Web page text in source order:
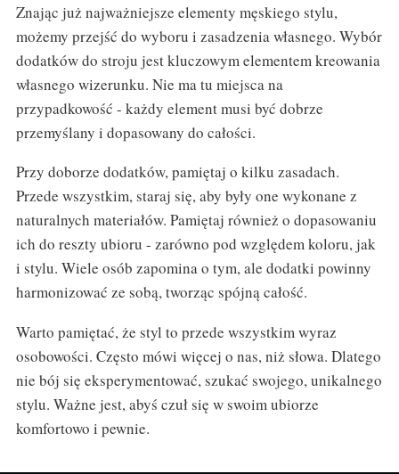
Znając już najważniejsze elementy męskiego stylu,
możemy przejść do wyboru i zasadzenia własnego. Wybór
dodatków do stroju jest kluczowym elementem kreowania
własnego wizerunku. Nie ma tu miejsca na
przypadkowość - każdy element musi być dobrze
przemyślany i dopasowany do całości.
Przy doborze dodatków, pamiętaj o kilku zasadach.
Przede wszystkim, staraj się, aby były one wykonane z
naturalnych materiałów. Pamiętaj również o dopasowaniu
ich do reszty ubioru - zarówno pod względem koloru, jak
i stylu. Wiele osób zapomina o tym, ale dodatki powinny
harmonizować ze sobą, tworząc spójną całość.
Warto pamiętać, że styl to przede wszystkim wyraz
osobowości. Często mówi więcej o nas, niż słowa. Dlatego
nie bój się eksperymentować, szukać swojego, unikalnego
stylu. Ważne jest, abyś czuł się w swoim ubiorze
komfortowo i pewnie.